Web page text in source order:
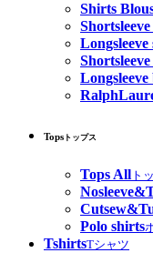
Shirts
Longsleeve
Longsleeve
Tops トップス
Tops All ト
Polo shirts
TshirtsTシャツ